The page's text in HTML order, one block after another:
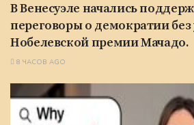
В Венесуэле начались
переговоры о демократии без
Нобелевской премии Мачадо.
8 ЧАСОВ AGO